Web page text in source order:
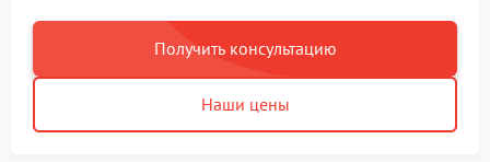
Получить консультацию
Наши цены